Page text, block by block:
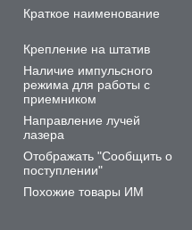
Краткое наименование
Крепление на штатив
Наличие импульсного
режима для работы с
приемником
Направление лучей
лазера
Отображать "Сообщить о
поступлении"
Похожие товары ИМ